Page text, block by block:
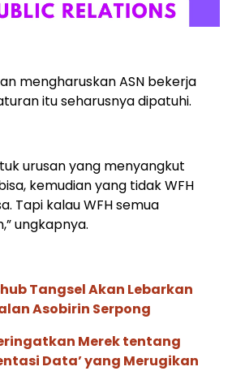
mengharuskan ASN bekerja
itu seharusnya dipatuhi.
urusan yang menyangkut
kemudian yang tidak WFH
Tapi kalau WFH semua
ungkapnya.
Tangsel Akan Lebarkan
Asobirin Serpong
Merek tentang
Data’ yang Merugikan